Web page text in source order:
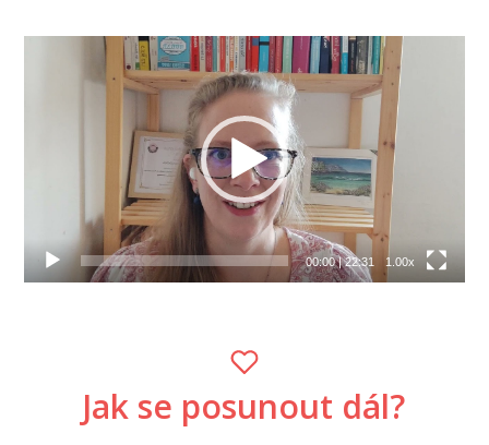
00:00|22:31 1.00x
Jak se posunout dál?